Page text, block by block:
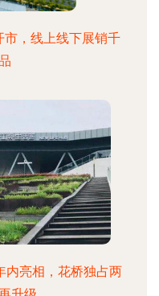
，线上线下展销千
内亮相，花桥独占两